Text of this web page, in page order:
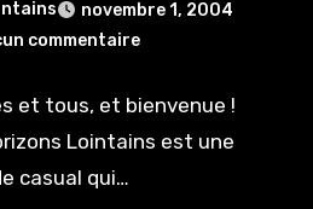
novembre 1, 2004
commentaire
et tous, et bienvenue !
Lointains est une
casual qui…